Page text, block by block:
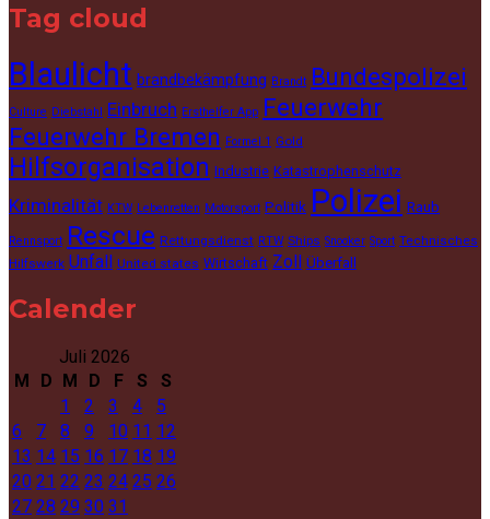
Tag cloud
Blaulicht brandbekämpfung Brandt Bundespolizei
Culture Diebstahl Einbruch Ersthelfer App Feuerwehr
Feuerwehr Bremen Formel 1 Gold
Hilfsorganisation Industrie Katastrophenschutz
Kriminalität KTW Lebenretten Motorsport Politik Polizei Raub
Rennsport Rescue Rettungsdienst RTW Ships Snooker Sport Technisches
Hilfswerk Unfall United states Wirtschaft Zoll Überfall
Calender
Juli 2026
M
D M D F S
S
1
2 3 4
5
6
7 8 9 10 11 12
13 14 15 16 17 18 19
20 21 22 23 24 25 26
27 28 29 30 31